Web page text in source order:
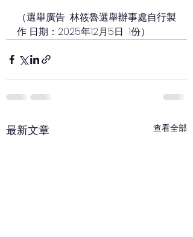
（選舉廣告  林筱魯選舉辦事處自行製
作 日期：2025年12月5日  1份）
最新文章 查看全部